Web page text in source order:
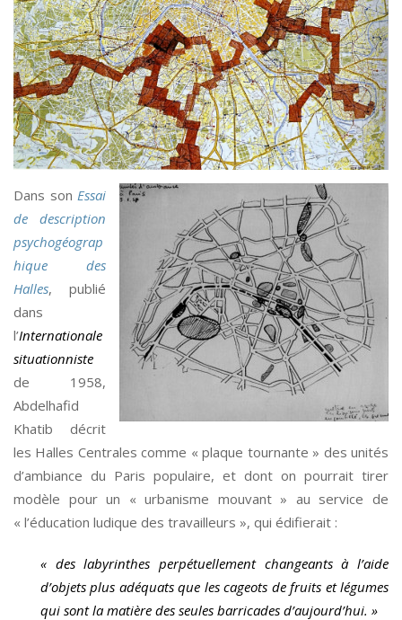
Dans son Essai
de description
psychogéograp
hique des
Halles, publié
dans
l’Internationale
situationniste
de 1958,
Abdelhafid
Khatib décrit
les Halles Centrales comme « plaque tournante » des unités
d’ambiance du Paris populaire, et dont on pourrait tirer
modèle pour un « urbanisme mouvant » au service de
« l’éducation ludique des travailleurs », qui édifierait :
« des labyrinthes perpétuellement changeants à l’aide
d’objets plus adéquats que les cageots de fruits et légumes
qui sont la matière des seules barricades d’aujourd’hui. »